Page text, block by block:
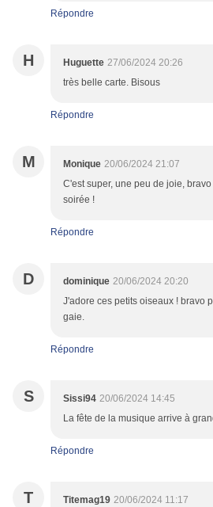
Répondre
H Huguette 27/06/2024 20:26
très belle carte. Bisous
Répondre
M Monique 20/06/2024 21:07
C'est super, une peu de joie,
soirée !
Répondre
D dominique 20/06/2024 20:20
J'adore ces petits oiseaux ! bravo
gaie.
Répondre
S Sissi94 20/06/2024 14:45
La fête de la musique arrive à
Répondre
T Titemag19 20/06/2024 11:17